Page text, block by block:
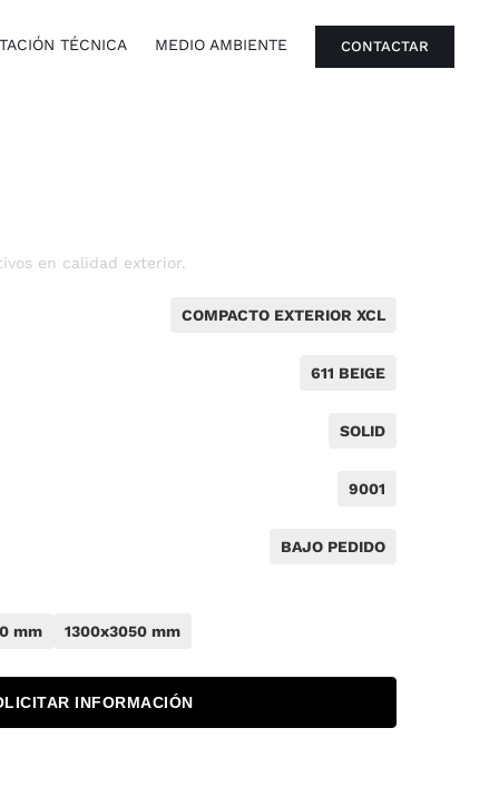
TÉCNICA MEDIO AMBIENTE CONTACTAR
en calidad exterior.
COMPACTO EXTERIOR XCL
611 BEIGE
SOLID
9001
BAJO PEDIDO
mm 1300x3050 mm
INFORMACIÓN